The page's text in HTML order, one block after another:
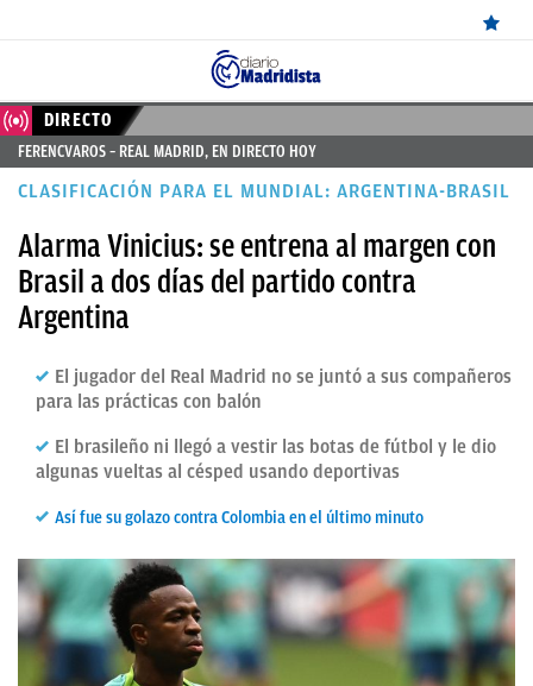
ÚLTIMAS
NOTICIAS
MADRID
BALONCESTO
FICHAJES
FEMENINO
PAPARAZZI
OKDIARIO
DIRECTO
FERENCVAROS – REAL MADRID, EN DIRECTO HOY
CLASIFICACIÓN PARA EL MUNDIAL: ARGENTINA-BRASIL
Alarma Vinicius: se entrena al margen con
Brasil a dos días del partido contra
Argentina
El jugador del Real Madrid no se juntó a sus compañeros
para las prácticas con balón
El brasileño ni llegó a vestir las botas de fútbol y le dio
algunas vueltas al césped usando deportivas
Así fue su golazo contra Colombia en el último minuto